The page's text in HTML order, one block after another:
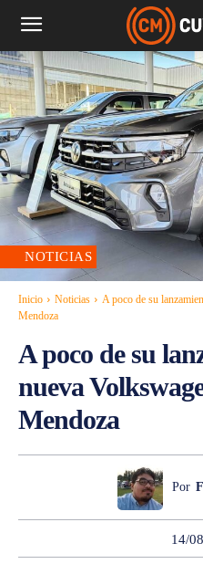
NOTICIAS
Inicio Noticias
A poco de su
Mendoza
A poco de su
nueva
Mendoza
Por
14/